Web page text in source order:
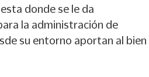
donde se le da
la administración de
su entorno aportan al bien